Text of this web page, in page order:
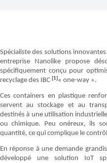
Spécialiste des solutions
entreprise Nanolike propose
spécifiquement conçu pour
recyclage des IBC [1]« one-way ».
Ces containers en plastique
servent au stockage et au
destinés à une utilisation
ou chimique. Peu onéreux, ils
quantité, ce qui complique le
En réponse à une demande
développé une solution IoT